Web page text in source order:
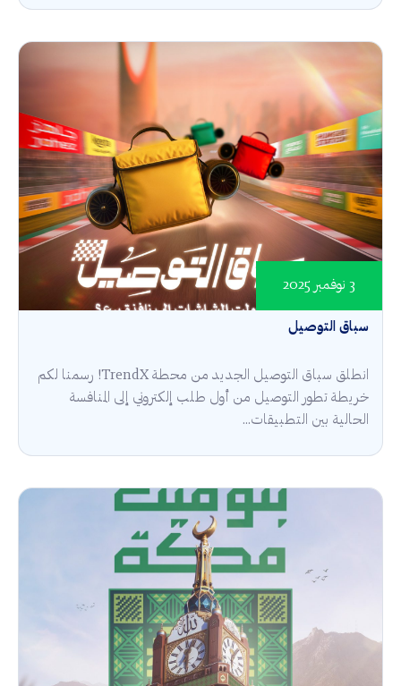
سباق التوصيل
3 نوفمبر 2025
انطلق سباق التوصيل الجديد من محطة TrendX! رسمنا لكم
خريطة تطور التوصيل من أول طلب إلكتروني إلى المنافسة
الحالية بين التطبيقات...